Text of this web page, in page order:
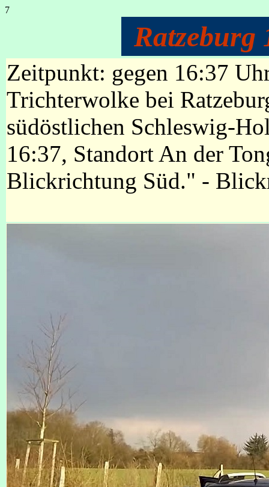
7
Ratzeburg
Zeitpunkt: gegen 16:37
Trichterwolke bei
südöstlichen Schleswig-
16:37, Standort An der
Blickrichtung Süd." -